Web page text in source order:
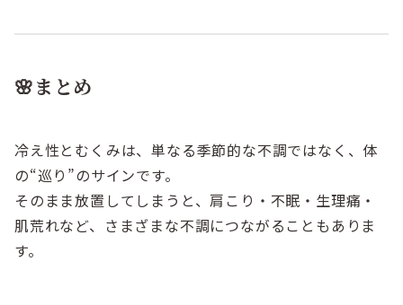
🌸まとめ
冷え性とむくみは、単なる季節的な不調ではなく、体
の“巡り”のサインです。
そのまま放置してしまうと、肩こり・不眠・生理痛・
肌荒れなど、さまざまな不調につながることもありま
す。